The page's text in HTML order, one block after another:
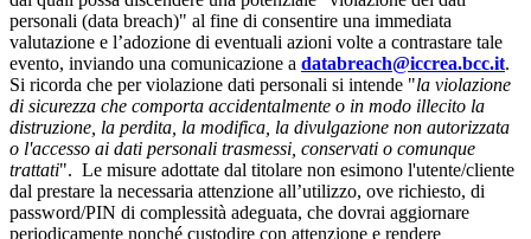
personali (data breach)" al fine di consentire una immediata
valutazione e l’adozione di eventuali azioni volte a contrastare tale
evento, inviando una comunicazione a databreach@iccrea.bcc.it.
Si ricorda che per violazione dati personali si intende "la violazione
di sicurezza che comporta accidentalmente o in modo illecito la
distruzione, la perdita, la modifica, la divulgazione non autorizzata
o l'accesso ai dati personali trasmessi, conservati o comunque
trattati". Le misure adottate dal titolare non esimono l'utente/cliente
dal prestare la necessaria attenzione all’utilizzo, ove richiesto, di
password/PIN di complessità adeguata, che dovrai aggiornare
periodicamente nonché custodire con attenzione e rendere